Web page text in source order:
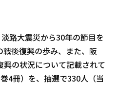
路大震災から30年の節目を
後復興の歩み、また、阪
の状況について記載されて
4冊）を、抽選で330人（当